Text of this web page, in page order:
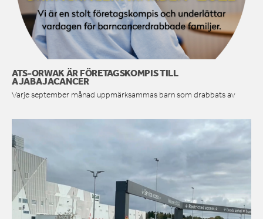
ATS-ORWAK ÄR FÖRETAGSKOMPIS TILL
AJABAJACANCER
Varje september månad uppmärksammas barn som drabbats av